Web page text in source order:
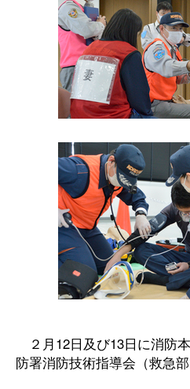
２月12日及び13日に消防
防署消防技術指導会（救急